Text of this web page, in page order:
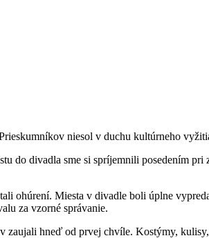
niesol v duchu kultúrneho
do divadla sme si spríjemnili posedením
ohúrení. Miesta v divadle boli úplne
za vzorné správanie.
hneď od prvej chvíle. Kostýmy,